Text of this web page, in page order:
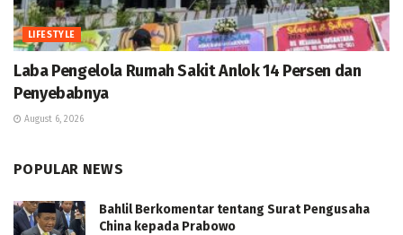
LIFESTYLE
Laba Pengelola Rumah Sakit Anlok 14 Persen dan
Penyebabnya
August 6, 2026
POPULAR NEWS
Bahlil Berkomentar tentang Surat Pengusaha
China kepada Prabowo